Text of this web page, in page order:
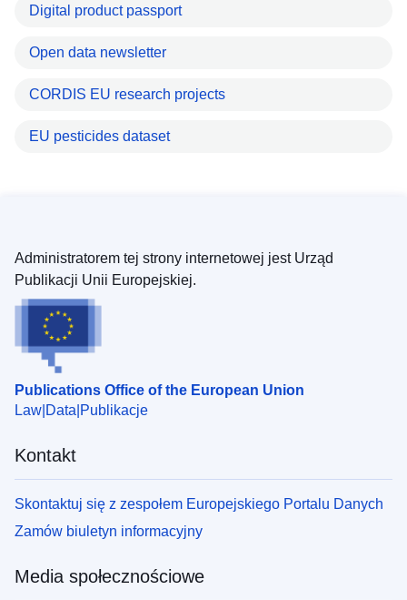
Digital product passport
Open data newsletter
CORDIS EU research projects
EU pesticides dataset
Publications Office of the European Union
Law Data Publikacje
Administratorem tej strony internetowej jest Urząd
Publikacji Unii Europejskiej.
Kontakt
Skontaktuj się z zespołem Europejskiego Portalu Danych
Zamów biuletyn informacyjny
Media społecznościowe